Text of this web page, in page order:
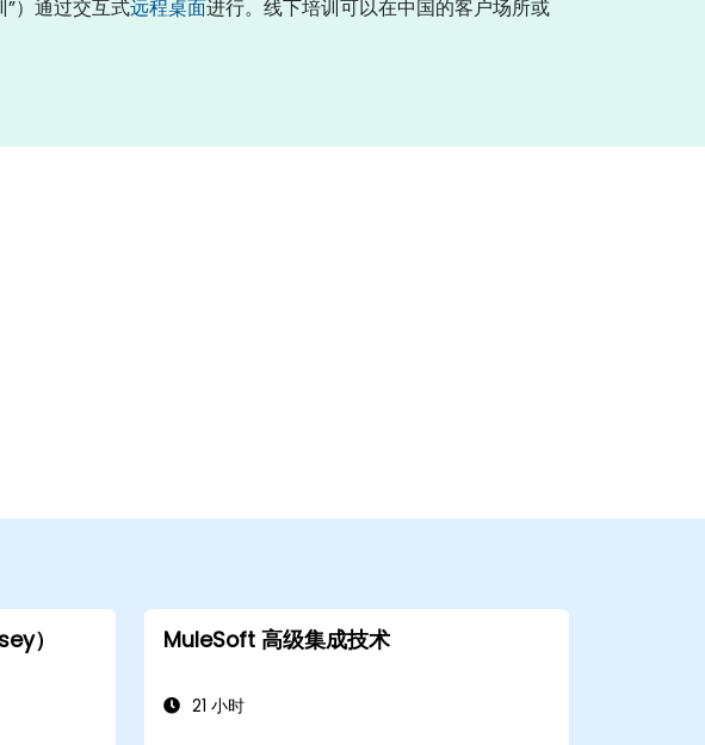
）通过交互式远程桌面进行。线下培训可以在中国的客户场所或
） MuleSoft 高级集成技术
21 小时